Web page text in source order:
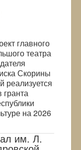
главного
театра
Скорины
гранта
на 2026
им. Л.